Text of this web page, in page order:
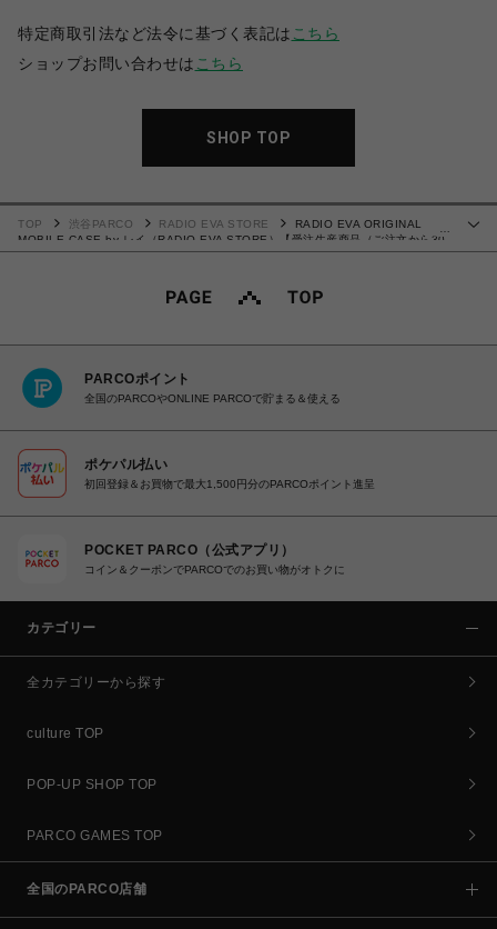
特定商取引法など法令に基づく表記は こちら
ショップお問い合わせは こちら
SHOP TOP
TOP 渋谷PARCO RADIO EVA STORE
RADIO EVA ORIGINAL
MOBILE CASE by レイ（RADIO EVA STORE）【受注生産商品（ご注文から30
～50日でお届け予定）】
PARCOポイント
全国のPARCOやONLINE PARCOで貯まる＆使える
ポケパル払い
初回登録＆お買物で最大1,500円分のPARCOポイント進呈
POCKET PARCO（公式アプリ）
コイン＆クーポンでPARCOでのお買い物がオトクに
カテゴリー
全カテゴリーから探す
culture TOP
POP-UP SHOP TOP
PARCO GAMES TOP
全国のPARCO店舗